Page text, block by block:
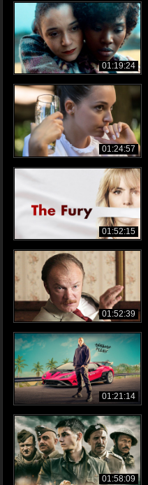
01:19:24
01:24:57
01:52:15
01:52:39
01:21:14
01:58:09